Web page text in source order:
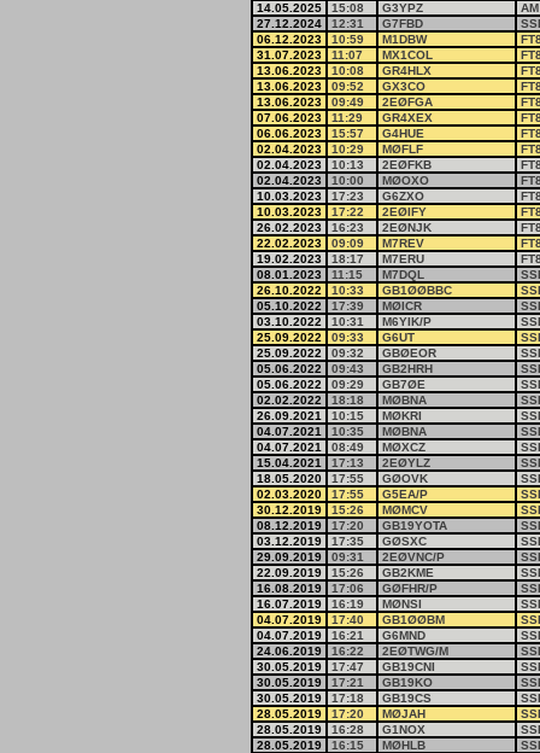
14.05.2025
15:08 G3YPZ
AM
27.12.2024
12:31 G7FBD
06.12.2023
10:59 M1DBW
31.07.2023
11:07 MX1COL
13.06.2023
10:08 GR4HLX
13.06.2023
09:52 GX3CO
13.06.2023
09:49 2EØFGA
07.06.2023
11:29 GR4XEX
06.06.2023
15:57 G4HUE
02.04.2023
10:29 MØFLF
02.04.2023
10:13 2EØFKB
02.04.2023
10:00 MØOXO
10.03.2023
17:23 G6ZXO
10.03.2023
17:22 2EØIFY
26.02.2023
16:23 2EØNJK
22.02.2023
09:09 M7REV
19.02.2023
18:17 M7ERU
08.01.2023
11:15 M7DQL
26.10.2022
10:33 GB1ØØBBC
05.10.2022
17:39 MØICR
03.10.2022
10:31 M6YIK/P
25.09.2022
09:33 G6UT
25.09.2022
09:32 GBØEOR
05.06.2022
09:43 GB2HRH
05.06.2022
09:29 GB7ØE
02.02.2022
18:18 MØBNA
26.09.2021
10:15 MØKRI
04.07.2021
10:35 MØBNA
04.07.2021
08:49 MØXCZ
15.04.2021
17:13 2EØYLZ
18.05.2020
17:55 GØOVK
02.03.2020
17:55 G5EA/P
30.12.2019
15:26 MØMCV
08.12.2019
17:20 GB19YOTA
03.12.2019
17:35 GØSXC
29.09.2019
09:31 2EØVNC/P
22.09.2019
15:26 GB2KME
16.08.2019
17:06 GØFHR/P
16.07.2019
16:19 MØNSI
04.07.2019
17:40 GB1ØØBM
04.07.2019
16:21 G6MND
24.06.2019
16:22 2EØTWG/M
30.05.2019
17:47 GB19CNI
30.05.2019
17:21 GB19KO
30.05.2019
17:18 GB19CS
28.05.2019
17:20 MØJAH
28.05.2019
16:28 G1NOX
28.05.2019
16:15 MØHLB